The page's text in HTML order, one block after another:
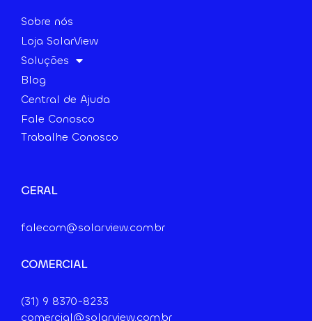
Sobre nós
Loja SolarView
Soluções
Blog
Central de Ajuda
Fale Conosco
Trabalhe Conosco
GERAL
falecom@solarview.com.br
COMERCIAL
(31) 9 8370-8233
comercial@solarview.com.br